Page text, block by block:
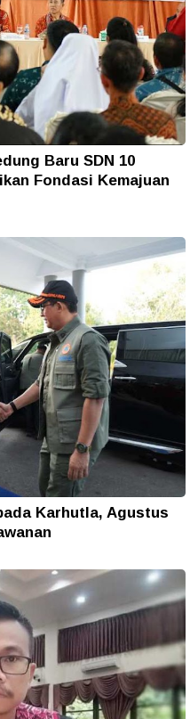
Baru SDN 10
Fondasi Kemajuan
Karhutla, Agustus